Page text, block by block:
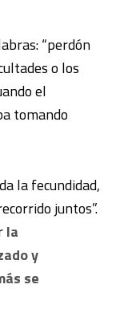
“perdón
o los
el
tomando
la fecundidad,
juntos”.
la
y
se